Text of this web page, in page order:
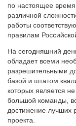
по настоящее
различной
работы
правилам
На сегодняшний
обладает всеми
разрешительными
базой и штатом
которых является
большой команды,
достижение лучших
проекта.